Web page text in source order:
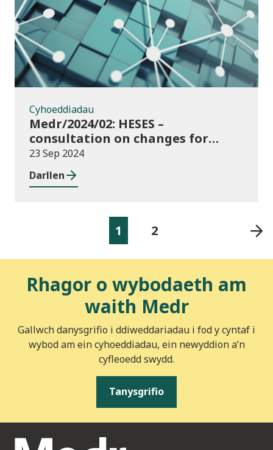
Cyhoeddiadau
Medr/2024/02: HESES –
consultation on changes for
2024/25 collection of Degree
Apprenticeship in-year data
23 Sep 2024
Darllen
1 2
Rhagor o wybodaeth am
waith Medr
Gallwch danysgrifio i ddiweddariadau i fod y cyntaf i
wybod am ein cyhoeddiadau, ein newyddion a’n
cyfleoedd swydd.
Tanysgrifio